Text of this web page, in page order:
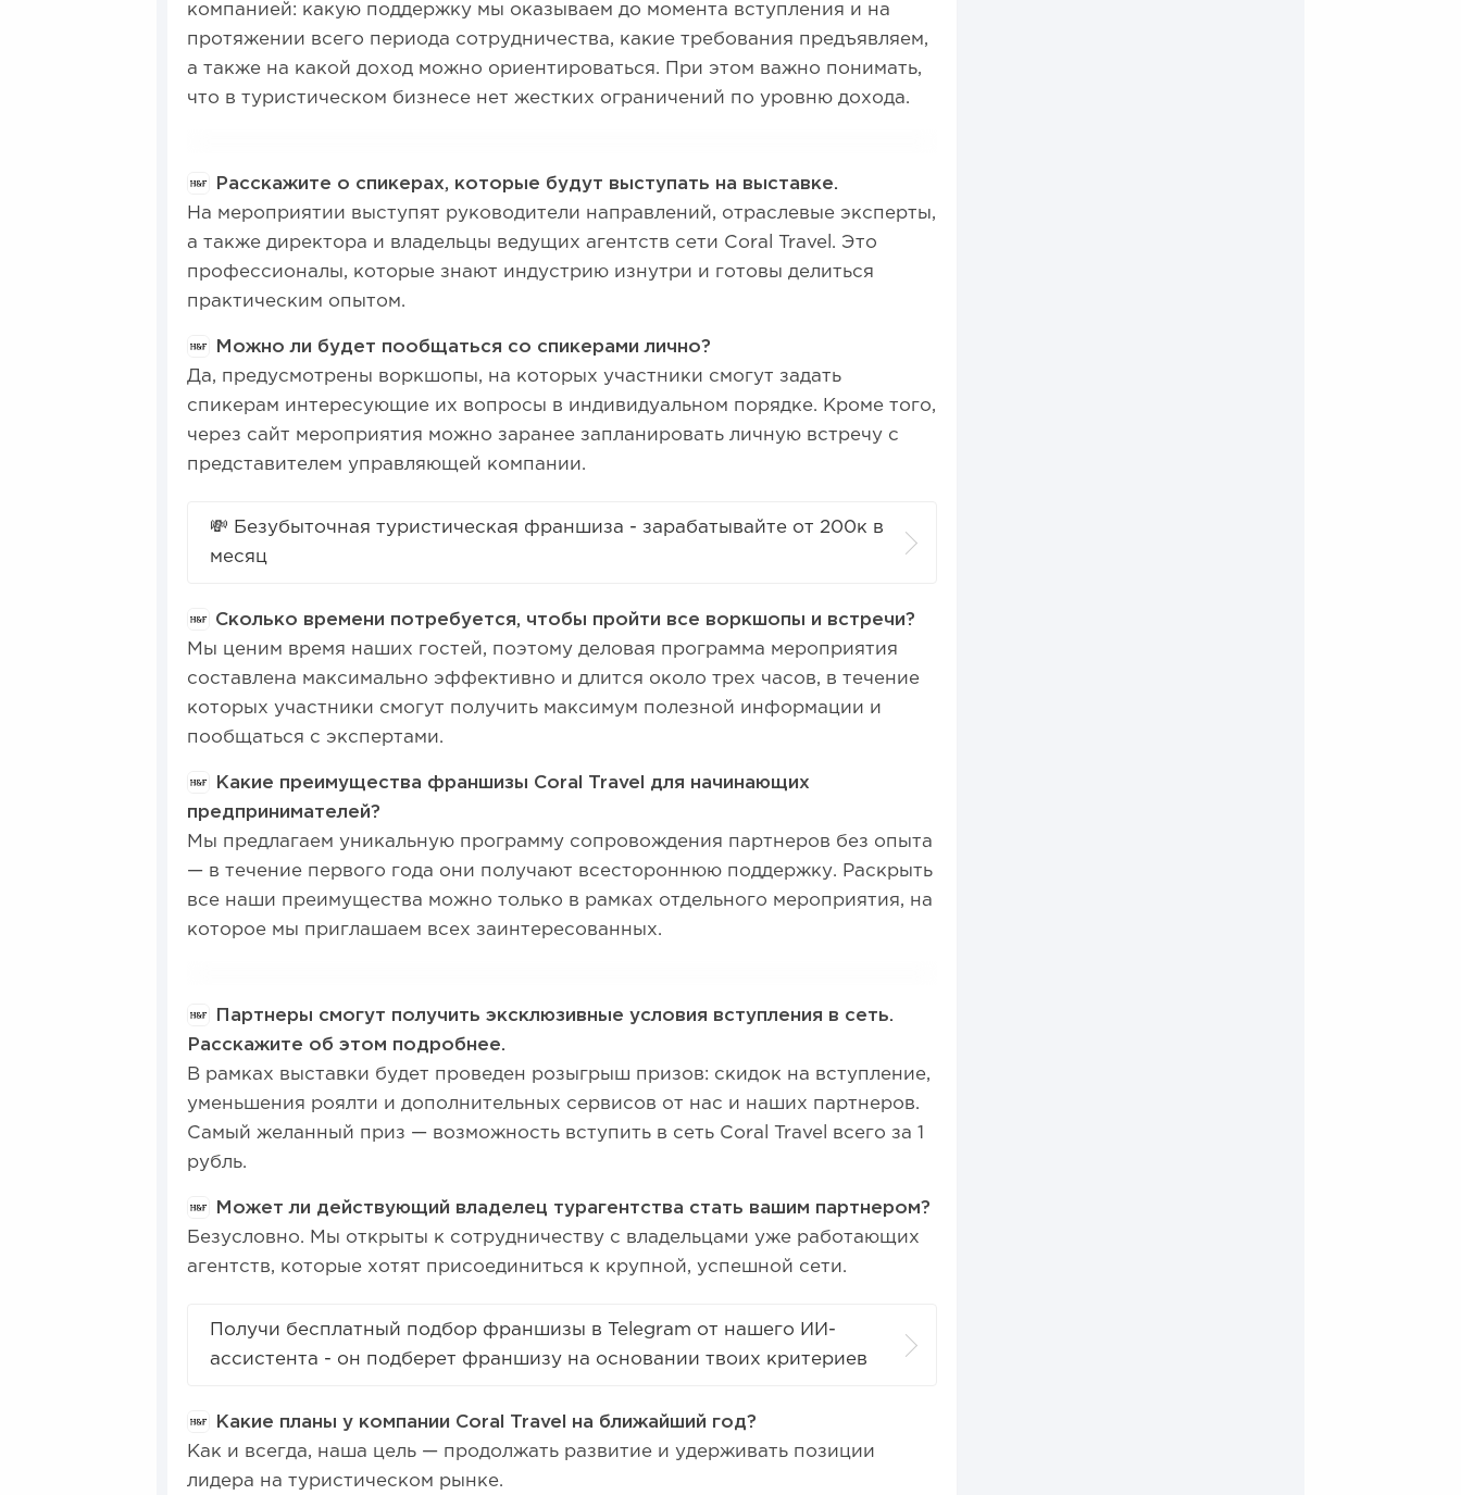
компанией: какую поддержку мы оказываем до момента вступления и на
протяжении всего периода сотрудничества, какие требования предъявляем,
а также на какой доход можно ориентироваться. При этом важно понимать,
что в туристическом бизнесе нет жестких ограничений по уровню дохода.
Расскажите о спикерах, которые будут выступать на выставке.
На мероприятии выступят руководители направлений, отраслевые эксперты,
а также директора и владельцы ведущих агентств сети Coral Travel. Это
профессионалы, которые знают индустрию изнутри и готовы делиться
практическим опытом.
Можно ли будет пообщаться со спикерами лично?
Да, предусмотрены воркшопы, на которых участники смогут задать
спикерам интересующие их вопросы в индивидуальном порядке. Кроме того,
через сайт мероприятия можно заранее запланировать личную встречу с
представителем управляющей компании.
💸 Безубыточная туристическая франшиза - зарабатывайте от 200к в
месяц
Сколько времени потребуется, чтобы пройти все воркшопы и встречи?
Мы ценим время наших гостей, поэтому деловая программа мероприятия
составлена максимально эффективно и длится около трех часов, в течение
которых участники смогут получить максимум полезной информации и
пообщаться с экспертами.
Какие преимущества франшизы Coral Travel для начинающих
предпринимателей?
Мы предлагаем уникальную программу сопровождения партнеров без опыта
— в течение первого года они получают всестороннюю поддержку. Раскрыть
все наши преимущества можно только в рамках отдельного мероприятия, на
которое мы приглашаем всех заинтересованных.
Партнеры смогут получить эксклюзивные условия вступления в сеть.
Расскажите об этом подробнее.
В рамках выставки будет проведен розыгрыш призов: скидок на вступление,
уменьшения роялти и дополнительных сервисов от нас и наших партнеров.
Самый желанный приз — возможность вступить в сеть Coral Travel всего за 1
рубль.
Может ли действующий владелец турагентства стать вашим партнером?
Безусловно. Мы открыты к сотрудничеству с владельцами уже работающих
агентств, которые хотят присоединиться к крупной, успешной сети.
Получи бесплатный подбор франшизы в Telegram от нашего ИИ-
ассистента - он подберет франшизу на основании твоих критериев
Какие планы у компании Coral Travel на ближайший год?
Как и всегда, наша цель — продолжать развитие и удерживать позиции
лидера на туристическом рынке.